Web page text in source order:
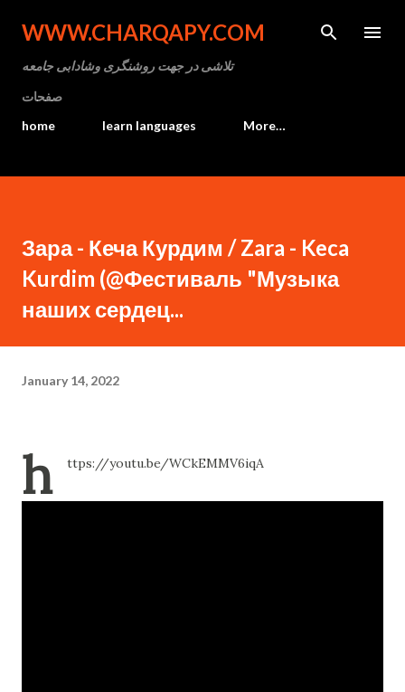
Skip to main content
WWW.CHARQAPY.COM
تلاشی در جهت روشنگری وشادابی جامعه
صفحات
home
learn languages More…
Зара - Кеча Курдим / Zara - Keca
Kurdim (@Фестиваль "Музыка
наших сердец...
January 14, 2022
h ttps://youtu.be/WCkEMMV6iqA